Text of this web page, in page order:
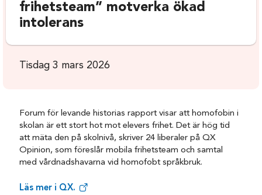
frihetsteam” motverka ökad
intolerans
Tisdag 3 mars 2026
Forum för levande historias rapport visar att homofobin i
skolan är ett stort hot mot elevers frihet. Det är hög tid
att mäta den på skolnivå, skriver 24 liberaler på QX
Opinion, som föreslår mobila frihetsteam och samtal
med vårdnadshavarna vid homofobt språkbruk.
Läs mer i QX.